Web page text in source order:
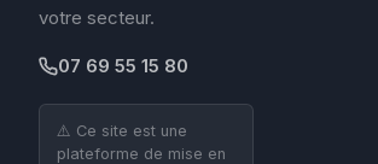
votre secteur.
07 69 55 15 80
⚠️ Ce site est une
plateforme de mise en